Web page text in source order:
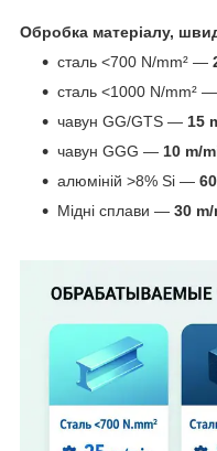
Обробка матеріалу,
сталь <700 N/mm² —
сталь <1000 N/mm² —
чавун GG/GTS — 15
чавун GGG — 10 m/
алюміній >8% Si —
Мідні сплави — 30